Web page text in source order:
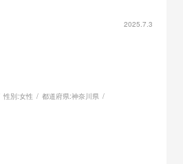
2025.7.3
性別:女性 都道府県:神奈川県